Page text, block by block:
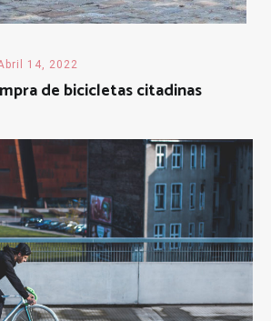
14, 2022
de bicicletas citadinas